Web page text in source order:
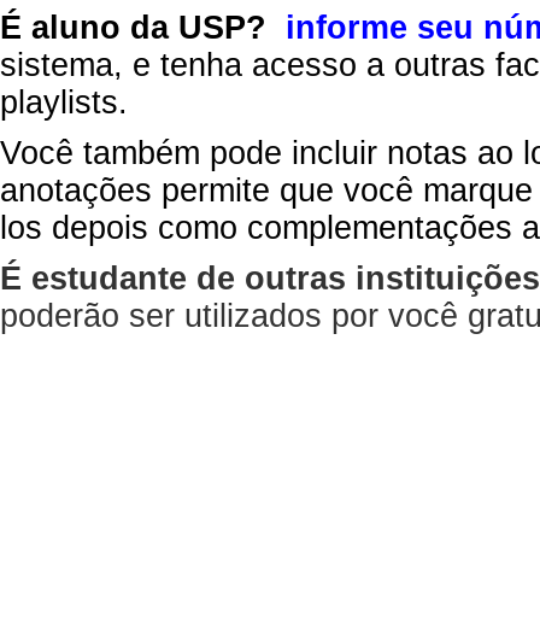
É aluno da USP?
informe seu
sistema, e tenha acesso a outras
playlists.
Você também pode incluir notas ao
anotações permite que você
los depois como complementações
É estudante de outras
poderão ser utilizados por você